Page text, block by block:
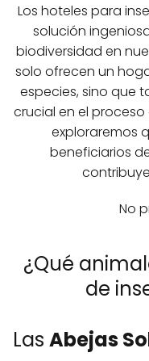
Los hoteles para
solución
biodiversidad en
solo ofrecen un
especies, sino que
crucial en el
exploraremos
beneficiarios
No
¿Qué
de
Las Abejas